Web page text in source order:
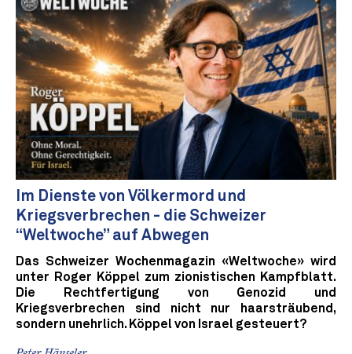
Im Dienste von Völkermord und
Kriegsverbrechen - die Schweizer
“Weltwoche” auf Abwegen
Das Schweizer Wochenmagazin «Weltwoche» wird
unter Roger Köppel zum zionistischen Kampfblatt.
Die Rechtfertigung von Genozid und
Kriegsverbrechen sind nicht nur haarsträubend,
sondern unehrlich. Köppel von Israel gesteuert?